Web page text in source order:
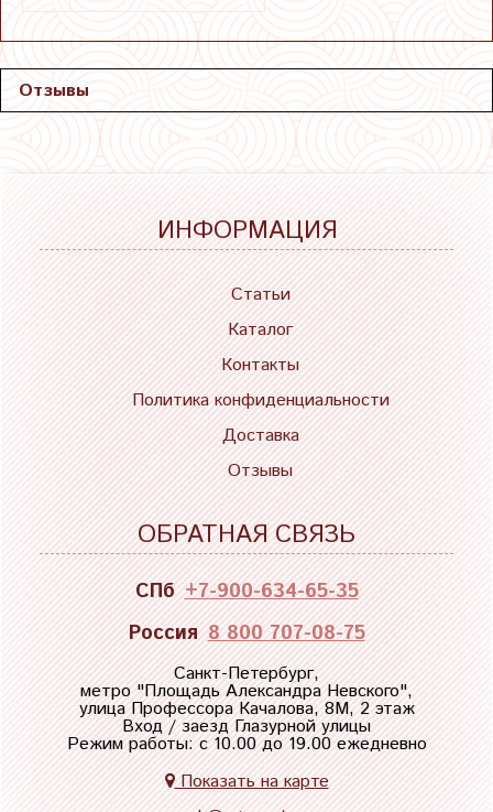
Отзывы
ИНФОРМАЦИЯ
Статьи
Каталог
Контакты
Политика конфиденциальности
Доставка
Отзывы
ОБРАТНАЯ СВЯЗЬ
СПб +7-900-634-65-35
Россия 8 800 707-08-75
Санкт-Петербург,
метро "Площадь Александра Невского",
улица Профессора Качалова, 8М, 2 этаж
Вход / заезд Глазурной улицы
Режим работы: с 10.00 до 19.00 ежедневно
Показать на карте